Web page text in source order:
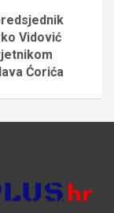
Vidović
Ćorića